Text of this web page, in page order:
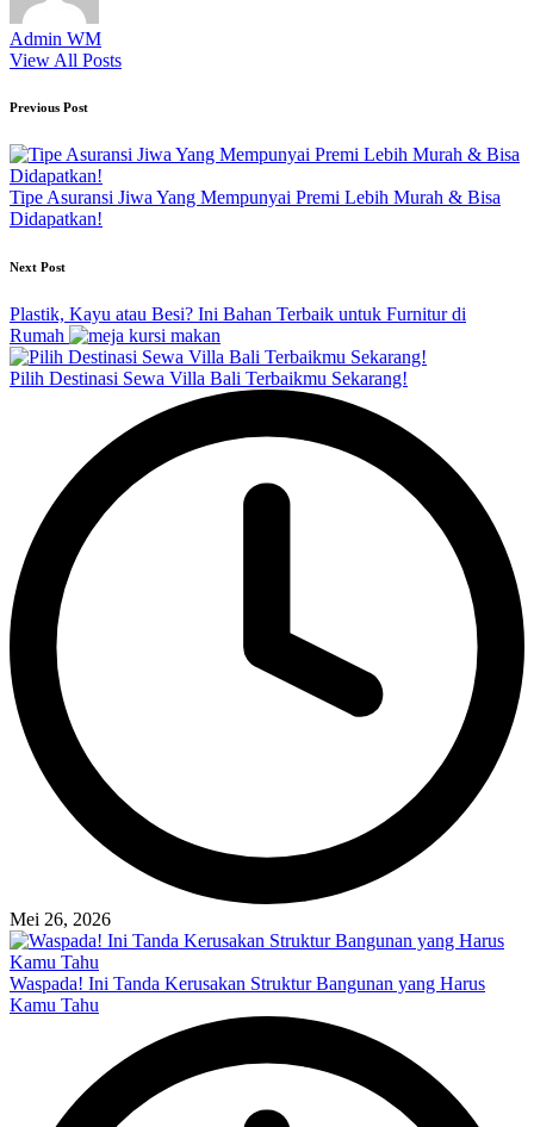
Admin WM
View All Posts
Post
navigation
Previous Post
Tipe Asuransi Jiwa Yang Mempunyai Premi Lebih Murah & Bisa
Didapatkan!
Next Post
Plastik, Kayu atau Besi? Ini Bahan Terbaik untuk Furnitur di
Rumah
Pilih Destinasi Sewa Villa Bali Terbaikmu Sekarang!
Mei 26, 2026
Waspada! Ini Tanda Kerusakan Struktur Bangunan yang Harus
Kamu Tahu